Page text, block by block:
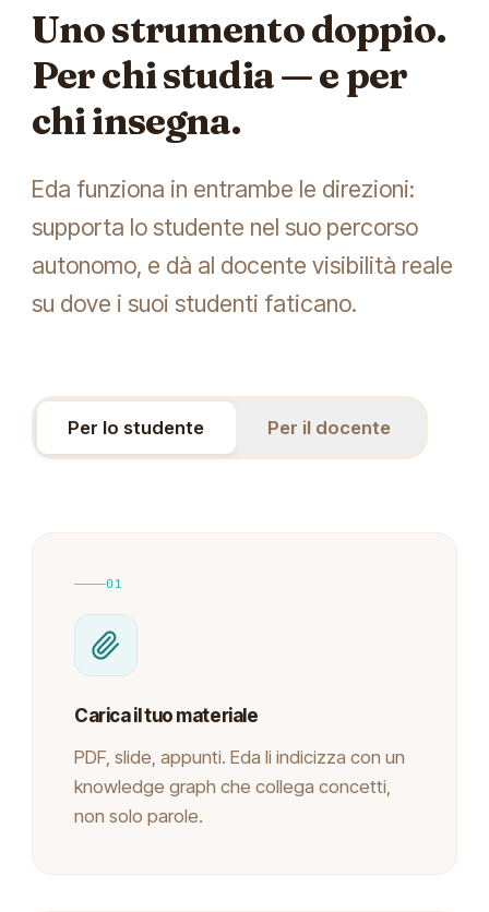
Uno strumento doppio.
Per chi studia — e per
chi insegna.
Eda funziona in entrambe le direzioni:
supporta lo studente nel suo percorso
autonomo, e dà al docente visibilità reale
su dove i suoi studenti faticano.
Per lo studente Per il docente
01
Carica il tuo materiale
PDF, slide, appunti. Eda li indicizza con un
knowledge graph che collega concetti,
non solo parole.